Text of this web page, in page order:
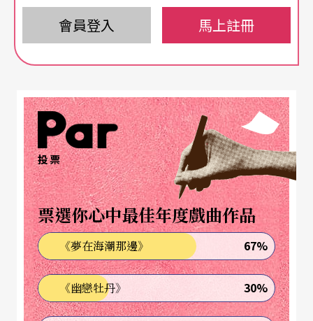
雄。
英雄狄爾與無賴皮爾金
種因社會結構而有的壓抑。而在現代多元、人權觀
念鼎盛的時代，狄爾的惡搞精神，倒因著傳媒，更
有機會發揚光大，只是，惡搞多半為著趣味，沒人
會因惡搞失去性命，因此，狄爾之英雄感也就淡化
了。
史特勞斯音樂中的英雄，總是交織著悲壯與柔情，
但《狄爾愉快的惡作劇》中的這個英雄，卻很成功
地把詼諧幽默給呈現出來了。這另類英雄，史特勞
會員登入 馬上註冊
投票
票選你心中最佳年度戲曲作品
《夢在海潮那邊》 67%
《幽戀牡丹》 30%